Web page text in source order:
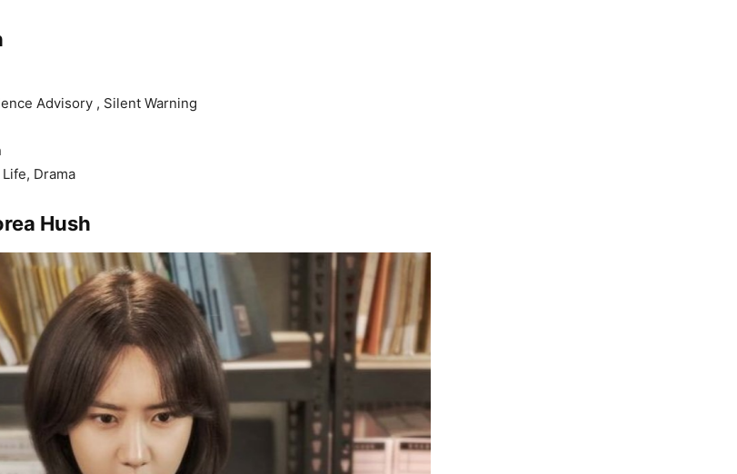
Advisory , Silent Warning
Drama
Hush